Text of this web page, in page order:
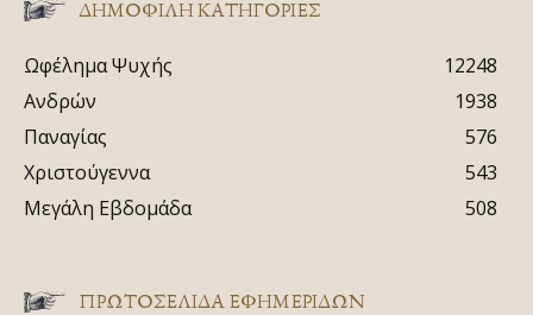
ΔΗΜΟΦΙΛΗ ΚΑΤΗΓΟΡΙΕΣ
Ωφέλημα Ψυχής
12248
Ανδρών
1938
Παναγίας
576
Χριστούγεννα
543
Μεγάλη Εβδομάδα
508
ΠΡΩΤΟΣΈΛΙΔΑ ΕΦΗΜΕΡΊΔΩΝ